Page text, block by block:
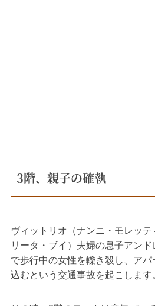
3階、親子の確執
ヴィットリオ（ナンニ・モレッ
リータ・ブイ）夫婦の息子アン
で歩行中の女性を轢き殺し、ア
込むという交通事故を起こします